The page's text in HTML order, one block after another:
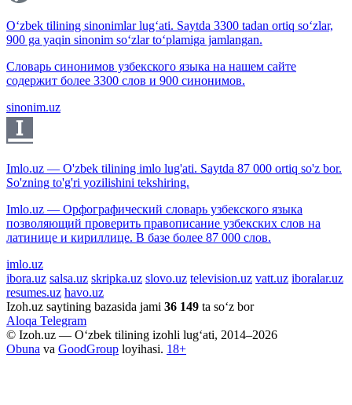
O‘zbek tilining sinonimlar lug‘ati. Saytda 3300 tadan ortiq so‘zlar,
900 ga yaqin sinonim so‘zlar to‘plamiga jamlangan.
Словарь синонимов узбекского языка на нашем сайте
содержит более 3300 слов и 900 синонимов.
sinonim.uz
Imlo.uz — O'zbek tilining imlo lug'ati. Saytda 87 000 ortiq so'z bor.
So'zning to'g'ri yozilishini tekshiring.
Imlo.uz — Орфографический словарь узбекского языка
позволяющий проверить правописание узбекских слов на
латинице и кириллице. В базе более 87 000 слов.
imlo.uz
ibora.uz salsa.uz skripka.uz slovo.uz television.uz vatt.uz iboralar.uz
resumes.uz havo.uz
Izoh.uz saytining bazasida jami 36 149 ta so‘z bor
Aloqa Telegram
© Izoh.uz — O‘zbek tilining izohli lug‘ati, 2014–2026
Obuna va GoodGroup loyihasi. 18+